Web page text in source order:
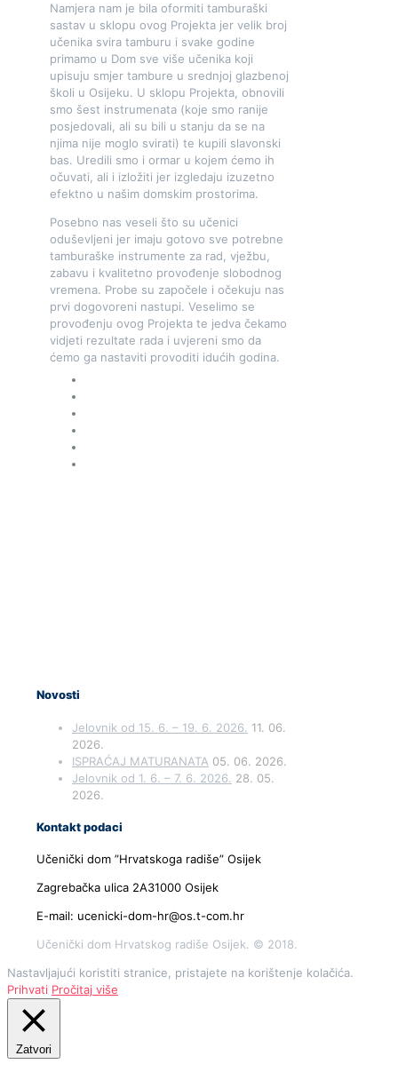
Namjera nam je bila oformiti tamburaški
sastav u sklopu ovog Projekta jer velik broj
učenika svira tamburu i svake godine
primamo u Dom sve više učenika koji
upisuju smjer tambure u srednjoj glazbenoj
školi u Osijeku. U sklopu Projekta, obnovili
smo šest instrumenata (koje smo ranije
posjedovali, ali su bili u stanju da se na
njima nije moglo svirati) te kupili slavonski
bas. Uredili smo i ormar u kojem ćemo ih
očuvati, ali i izložiti jer izgledaju izuzetno
efektno u našim domskim prostorima.
Posebno nas veseli što su učenici
oduševljeni jer imaju gotovo sve potrebne
tamburaške instrumente za rad, vježbu,
zabavu i kvalitetno provođenje slobodnog
vremena. Probe su započele i očekuju nas
prvi dogovoreni nastupi. Veselimo se
provođenju ovog Projekta te jedva čekamo
vidjeti rezultate rada i uvjereni smo da
ćemo ga nastaviti provoditi idućih godina.
Novosti
Jelovnik od 15. 6. – 19. 6. 2026. 11. 06.
2026.
ISPRAĆAJ MATURANATA 05. 06. 2026.
Jelovnik od 1. 6. – 7. 6. 2026. 28. 05.
2026.
Kontakt podaci
Učenički dom ”Hrvatskoga radiše” Osijek
Zagrebačka ulica 2A31000 Osijek
E-mail: ucenicki-dom-hr@os.t-com.hr
Učenički dom Hrvatskog radiše Osijek. © 2018.
Nastavljajući koristiti stranice, pristajete na korištenje kolačića.
Prihvati Pročitaj više
Zatvori